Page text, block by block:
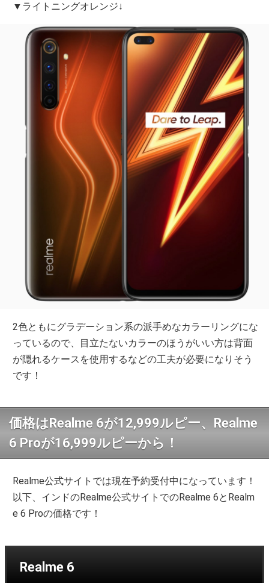
▼ライトニングオレンジ↓
2色ともにグラデーション系の派手めなカラーリングにな
っているので、目立たないカラーのほうがいい方は背面
が隠れるケースを使用するなどの工夫が必要になりそう
です！
価格はRealme 6が12,999ルピー、Realme
6 Proが16,999ルピーから！
Realme公式サイトでは現在予約受付中になっています！
以下、インドのRealme公式サイトでのRealme 6とRealm
e 6 Proの価格です！
Realme 6